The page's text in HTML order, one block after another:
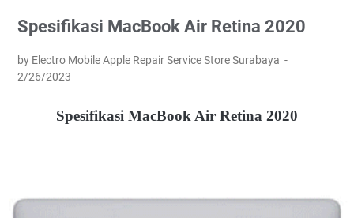
Spesifikasi MacBook Air Retina 2020
by Electro Mobile Apple Repair Service Store Surabaya
2/26/2023
Spesifikasi MacBook Air Retina 2020